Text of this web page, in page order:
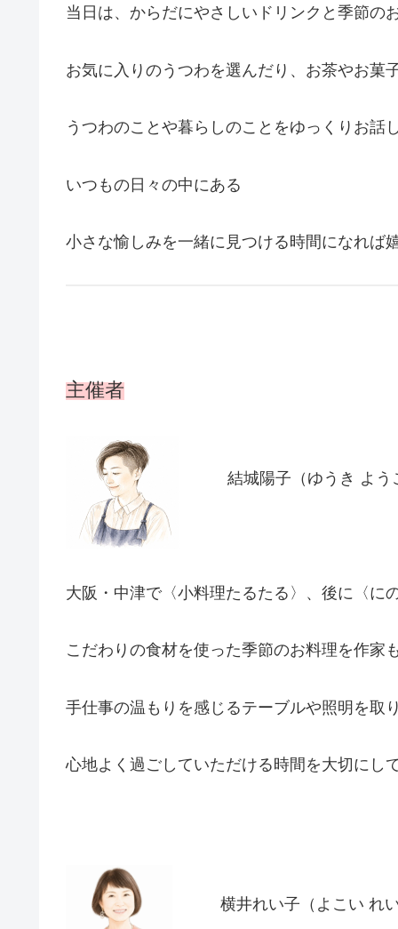
当日は、からだにやさしいドリンクと季節のお
お気に入りのうつわを選んだり、お茶やお菓
うつわのことや暮らしのことをゆっくりお話
いつもの日々の中にある
小さな愉しみを一緒に見つける時間になれば
主催者
結城陽子 （ゆうき よう
大阪・中津で〈小料理たるたる〉、後に〈に
こだわりの食材を使った季節のお料理を作家
手仕事の温もりを感じるテーブルや照明を取
心地よく過ごしていただける時間を大切にし
横井れい子（よこい れい